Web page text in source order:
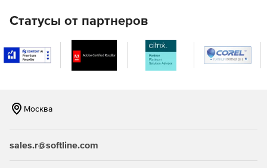
Статусы от партнеров
Москва
sales.r@softline.com